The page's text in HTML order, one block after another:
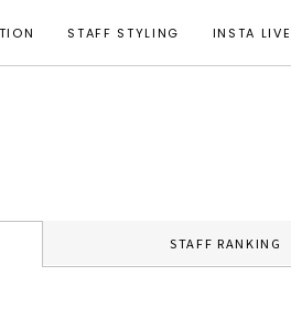
STAFF STYLING INSTA LIVE
STAFF RANKING